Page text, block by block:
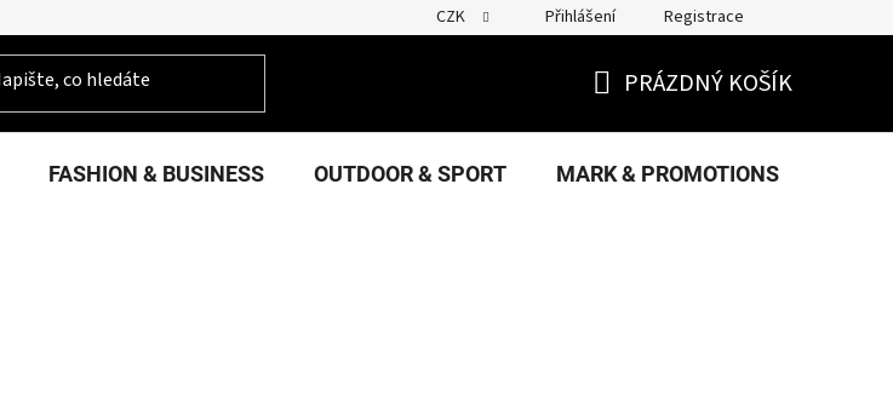
CZK Přihlášení Registrace
KOŠÍK
PRÁZDNÝ KOŠÍK
FASHION & BUSINESS OUTDOOR & SPORT MARK & PROMOTIONS